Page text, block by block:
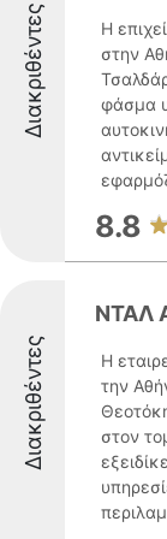
Διακριθέντες
Η
στην
φάσμα
8.8
Διακριθέντες
ΝΤΑΛ
Η
την
στον